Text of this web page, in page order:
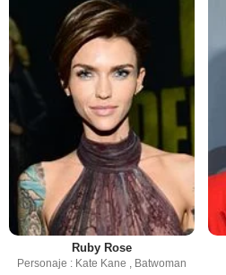
Ruby Rose
Personaje : Kate Kane , Batwoman